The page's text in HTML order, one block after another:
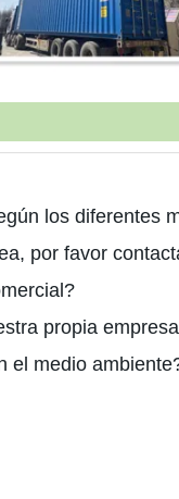
los diferentes
por favor
propia
el medio